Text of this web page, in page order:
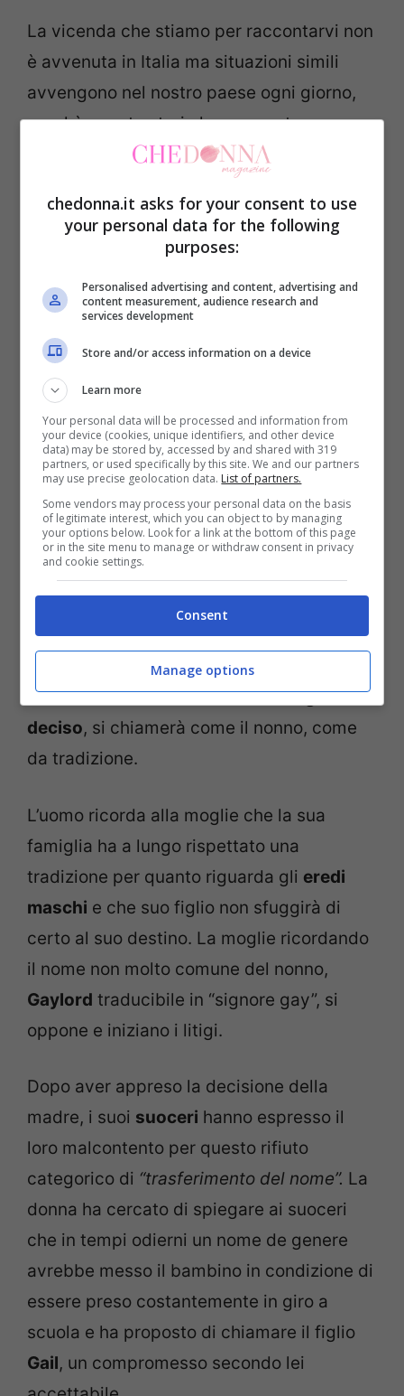
La vicenda che stiamo per raccontarvi non
è avvenuta in Italia ma situazioni simili
avvengono nel nostro paese ogni giorno,
perchè questa storia ha una certa
familiarità anche con letadizioni tipiche
Dopo la gioia iniziale questa coppia scopre
comporta delleresponsabilità: bisogna
preparare l’ambiente domestico per l’arrivo
del bambino, predisporre uno spazio
adeguato per vestirlo, lavarlo, nutrirlo,
comprare le cose di cui ha bisogno e
soprattutto scegliere un nome.
Immaginiamo una donna che scopre di
essere incinta del figlio che tanto
desiderava e giustamente inizia a
fantasticare sul nome e sulle infinite
opzioni che le compaiono davanti agli
occhi e mente fantastica il marito le
ricorda cheil nome del bambino è già stato
deciso, si chiamerà come il nonno, come
da tradizione.
L’uomo ricorda alla moglie che la sua
famiglia ha a lungo rispettato una
tradizione per quanto riguarda gli eredi
maschi e che suo figlio non sfuggirà di
certo al suo destino. La moglie ricordando
il nome non molto comune del nonno,
Gaylord traducibile in “signore gay”, si
oppone e iniziano i litigi.
Dopo aver appreso la decisione della
madre, i suoi suoceri hanno espresso il
loro malcontento per questo rifiuto
categorico di “trasferimento del nome”. La
donna ha cercato di spiegare ai suoceri
che in tempi odierni un nome de genere
avrebbe messo il bambino in condizione di
essere preso costantemente in giro a
scuola e ha proposto di chiamare il figlio
Gail, un compromesso secondo lei
chedonna.it asks for your consent to use
your personal data for the following
purposes:
Personalised advertising and content, advertising and
content measurement, audience research and
services development
Store and/or access information on a device
Learn more
Your personal data will be processed and information from
your device (cookies, unique identifiers, and other device
data) may be stored by, accessed by and shared with 319
partners, or used specifically by this site. We and our partners
may use precise geolocation data. List of partners.
Some vendors may process your personal data on the basis
of legitimate interest, which you can object to by managing
your options below. Look for a link at the bottom of this page
or in the site menu to manage or withdraw consent in privacy
and cookie settings.
Consent
Manage options